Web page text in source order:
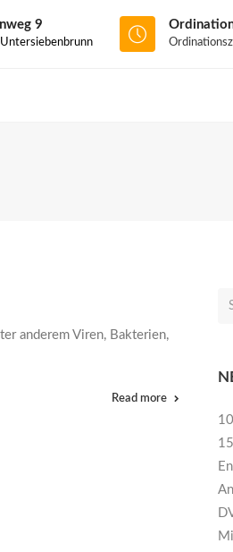
9
anderem Viren, Bakterien,
Read more